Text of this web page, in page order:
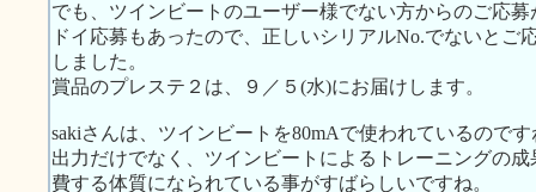
でも、ツインビートのユーザー様でない方からのご応
ドイ応募もあったので、正しいシリアルNo.でないとご
しました。
賞品のプレステ２は、９／５(水)にお届けします。
sakiさんは、ツインビートを80mAで使われているのです
出力だけでなく、ツインビートによるトレーニングの
費する体質になられている事がすばらしいですね。